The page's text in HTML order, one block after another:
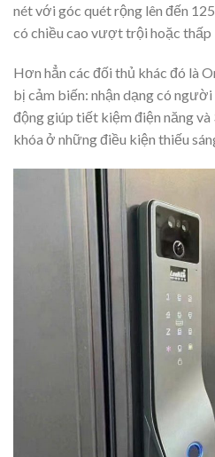
nét với góc quét rộng lên đến
có chiều cao vượt trội hoặc thấp
Hơn hẳn các đối thủ khác đó là
bị cảm biến: nhận dạng có
động giúp tiết kiệm điện năng
khóa ở những điều kiện thiếu